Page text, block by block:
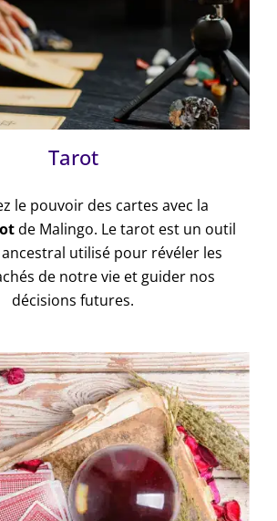
Tarot
le pouvoir des cartes avec la
de Malingo. Le tarot est un outil
utilisé pour révéler les
de notre vie et guider nos
décisions futures.